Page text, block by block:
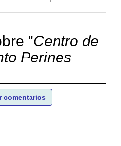
"Centro de
Perines
comentarios